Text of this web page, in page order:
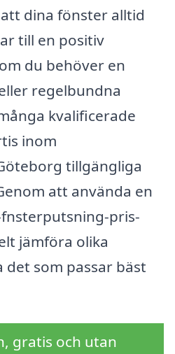
dina fönster alltid
till en positiv
du behöver en
regelbundna
kvalificerade
inom
tillgängliga
att använda en
pris-
jämföra olika
som passar bäst
gratis och utan